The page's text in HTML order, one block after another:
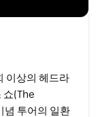
이상의 헤드라
쇼(The
투어의 일환